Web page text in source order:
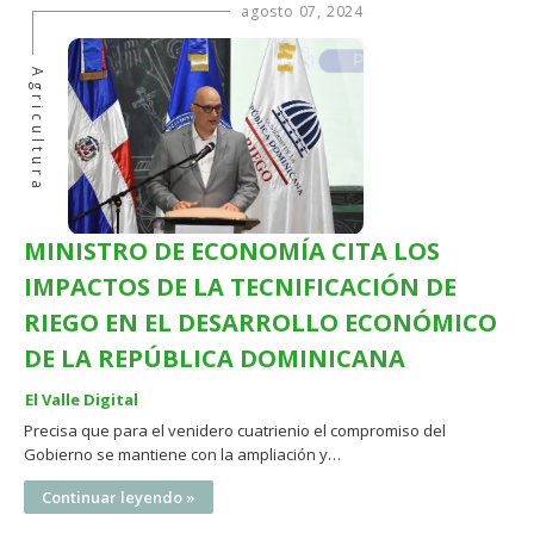
agosto 07, 2024
Agricultura
MINISTRO DE ECONOMÍA CITA LOS
IMPACTOS DE LA TECNIFICACIÓN DE
RIEGO EN EL DESARROLLO ECONÓMICO
DE LA REPÚBLICA DOMINICANA
El Valle Digital
Precisa que para el venidero cuatrienio el compromiso del
Gobierno se mantiene con la ampliación y…
Continuar leyendo »